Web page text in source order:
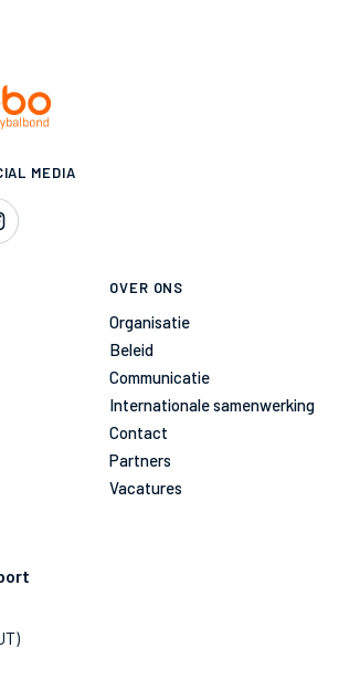
MEDIA
OVER ONS
Organisatie
Beleid
Communicatie
Internationale samenwerking
Contact
Partners
Vacatures